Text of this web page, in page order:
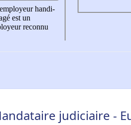
handi-
est un
reconnu
judiciaire -